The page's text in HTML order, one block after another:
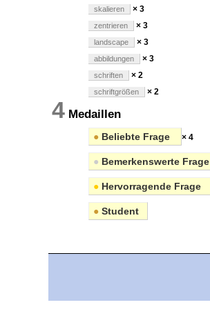
skalieren × 3
zentrieren × 3
landscape × 3
abbildungen × 3
schriften × 2
schriftgrößen × 2
4 Medaillen
● Beliebte Frage × 4
● Bemerkenswerte Frage
● Hervorragende Frage
● Student